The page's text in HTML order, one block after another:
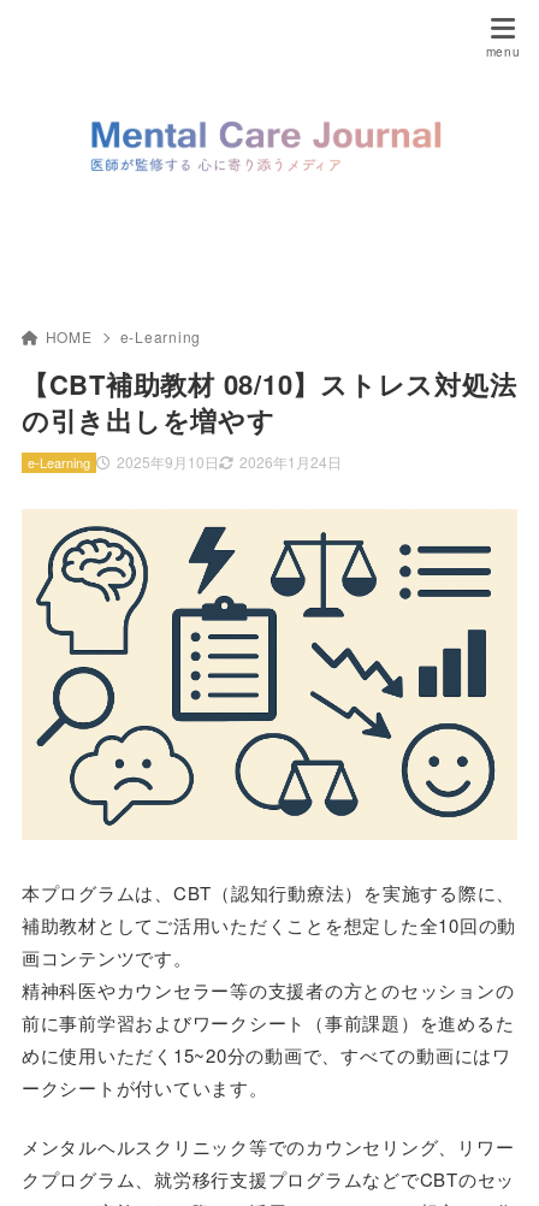
HOME e-Learning
【CBT補助教材 08/10】ストレス対処法
の引き出しを増やす
2025年9月10日 2026年1月24日
e-Learning
本プログラムは、CBT（認知行動療法）を実施する際に、
補助教材としてご活用いただくことを想定した全10回の動
画コンテンツです。
精神科医やカウンセラー等の支援者の方とのセッションの
前に事前学習およびワークシート（事前課題）を進めるた
めに使用いただく15~20分の動画で、すべての動画にはワ
ークシートが付いています。
メンタルヘルスクリニック等でのカウンセリング、リワー
クプログラム、就労移行支援プログラムなどでCBTのセッ